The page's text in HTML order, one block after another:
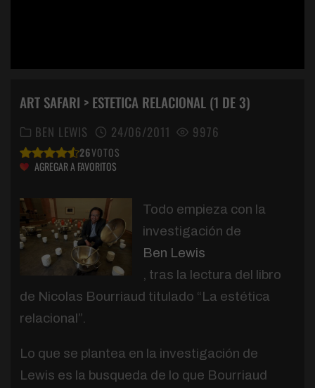
ART SAFARI > ESTETICA RELACIONAL (1 DE 3)
BEN LEWIS 24/06/2011 9976
26VOTOS
AGREGAR A FAVORITOS
Todo empieza con la
investigación de
Ben Lewis
, tras la lectura del libro
de Nicolas Bourriaud titulado “La estética
relacional”.
Lo que se plantea en la investigación de
Lewis es la busqueda de lo que Bourriaud